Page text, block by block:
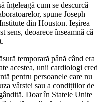
înțeleagă cum se descurcă
spune Joseph
din Houston. Ieșirea
sens, deoarece înseamnă că
temporară până când era
acestea, unii cardiologi cred
pentru persoanele care nu
vârstei sau a condițiilor de
Doar în Statele Unite